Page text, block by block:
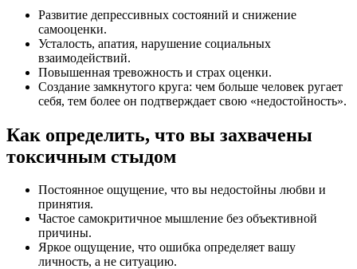
Развитие депрессивных состояний и снижение
самооценки.
Усталость, апатия, нарушение социальных
взаимодействий.
Повышенная тревожность и страх оценки.
Создание замкнутого круга: чем больше человек ругает
себя, тем более он подтверждает свою «недостойность».
Как определить, что вы захвачены
токсичным стыдом
Постоянное ощущение, что вы недостойны любви и
принятия.
Частое самокритичное мышление без объективной
причины.
Яркое ощущение, что ошибка определяет вашу
личность, а не ситуацию.